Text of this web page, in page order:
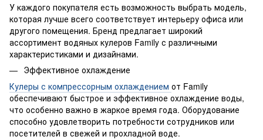
У каждого покупателя есть возможность выбрать модель,
которая лучше всего соответствует интерьеру офиса или
другого помещения. Бренд предлагает широкий
ассортимент водяных кулеров Family с различными
характеристиками и дизайнами.
Эффективное охлаждение
Кулеры с компрессорным охлаждением от Family
обеспечивают быстрое и эффективное охлаждение воды,
что особенно важно в жаркое время года. Оборудование
способно удовлетворить потребности сотрудников или
посетителей в свежей и прохладной воде.